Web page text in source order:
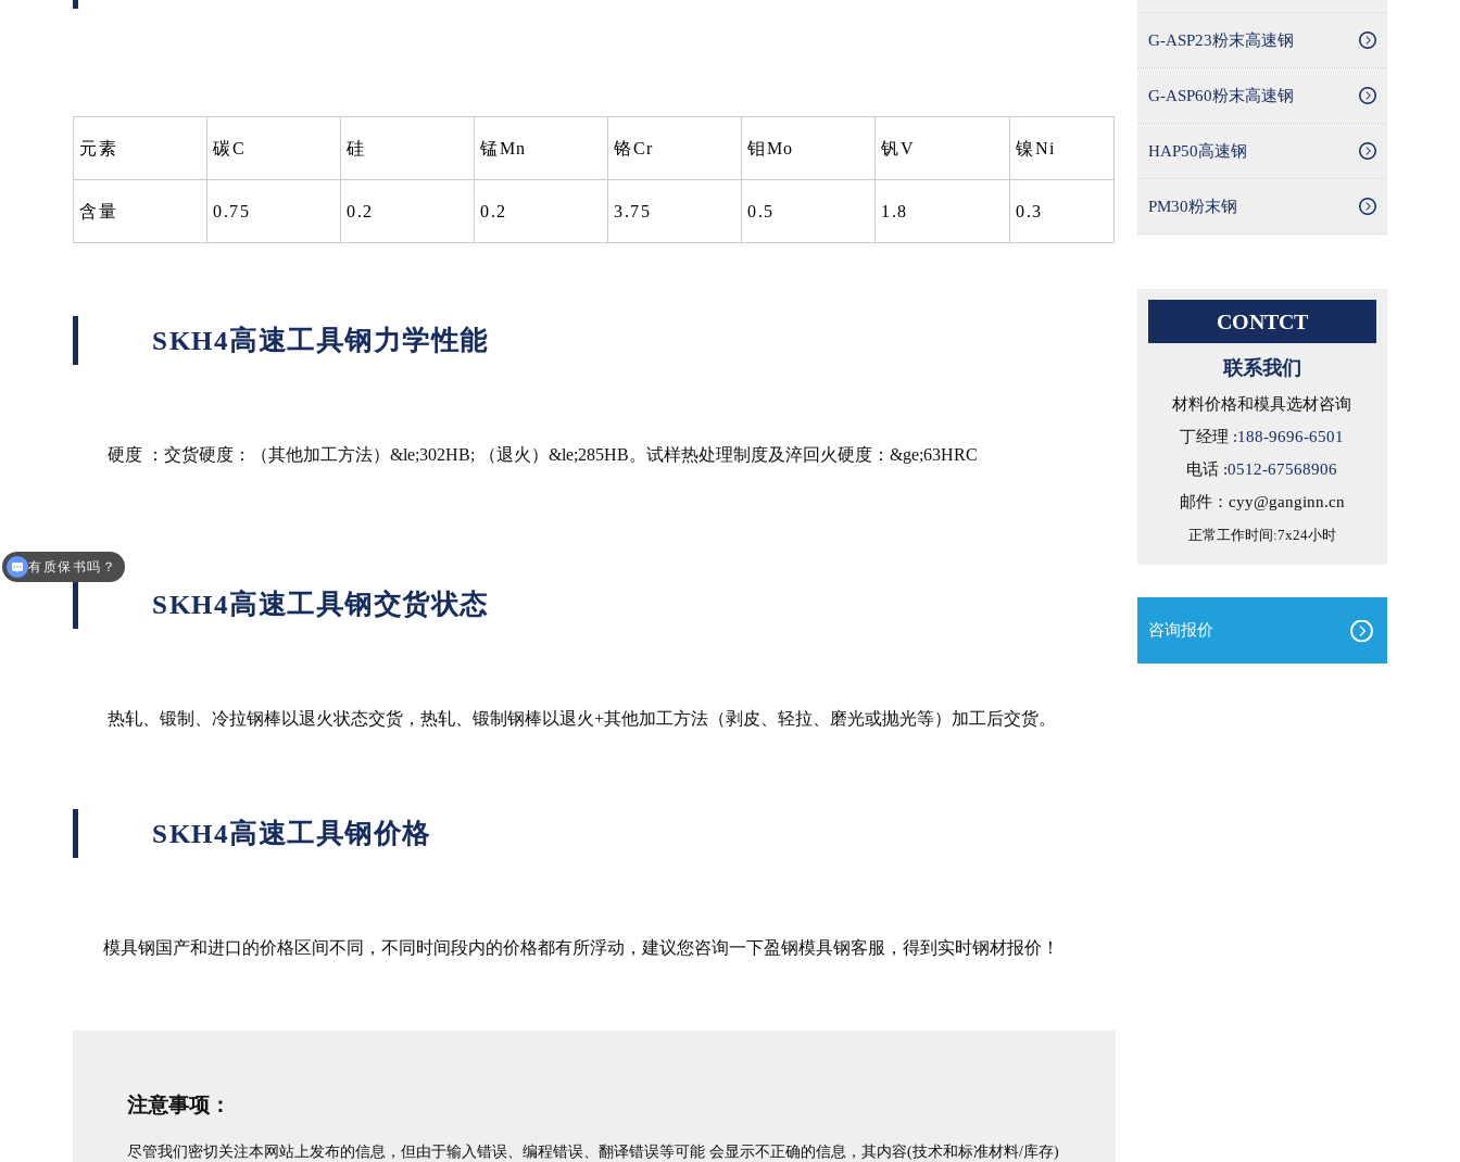
元素 碳C 硅 锰Mn 铬Cr 钼Mo 钒V 镍Ni
含量 0.75 0.2 0.2 3.75 0.5 1.8 0.3
SKH4高速工具钢力学性能
硬度 ：交货硬度：（其他加工方法）&le;302HB; （退火）&le;285HB。试样热处理制度及淬回火硬度：&ge;63HRC
SKH4高速工具钢交货状态
热轧、锻制、冷拉钢棒以退火状态交货，热轧、锻制钢棒以退火+其他加工方法（剥皮、轻拉、磨光或抛光等）加工后交货。
SKH4高速工具钢价格
模具钢国产和进口的价格区间不同，不同时间段内的价格都有所浮动，建议您咨询一下盈钢模具钢客服，得到实时钢材报价！
注意事项：
尽管我们密切关注本网站上发布的信息，但由于输入错误、编程错误、翻译错误等可能 会显示不正确的信息，其内容(技术和标准材料/库存)
G-ASP23粉末高速钢
G-ASP60粉末高速钢
HAP50高速钢
PM30粉末钢
CONTCT
联系我们
材料价格和模具选材咨询
丁经理 :188-9696-6501
电话 :0512-67568906
邮件：cyy@ganginn.cn
正常工作时间:7x24小时
咨询报价
多少钱一公斤？